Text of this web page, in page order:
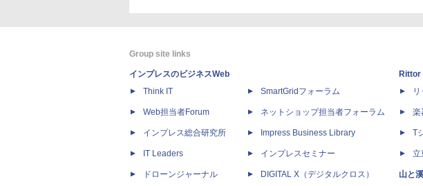
Group site links
インプレスのビジネスWeb
Think IT
Web担当者Forum
インプレス総合研究所
IT Leaders
ドローンジャーナル
SmartGridフォーラム
ネットショップ担当者フォーラム
Impress Business Library
インプレスセミナー
DIGITAL X（デジタルクロス）
Rittor
楽
T
立
山と